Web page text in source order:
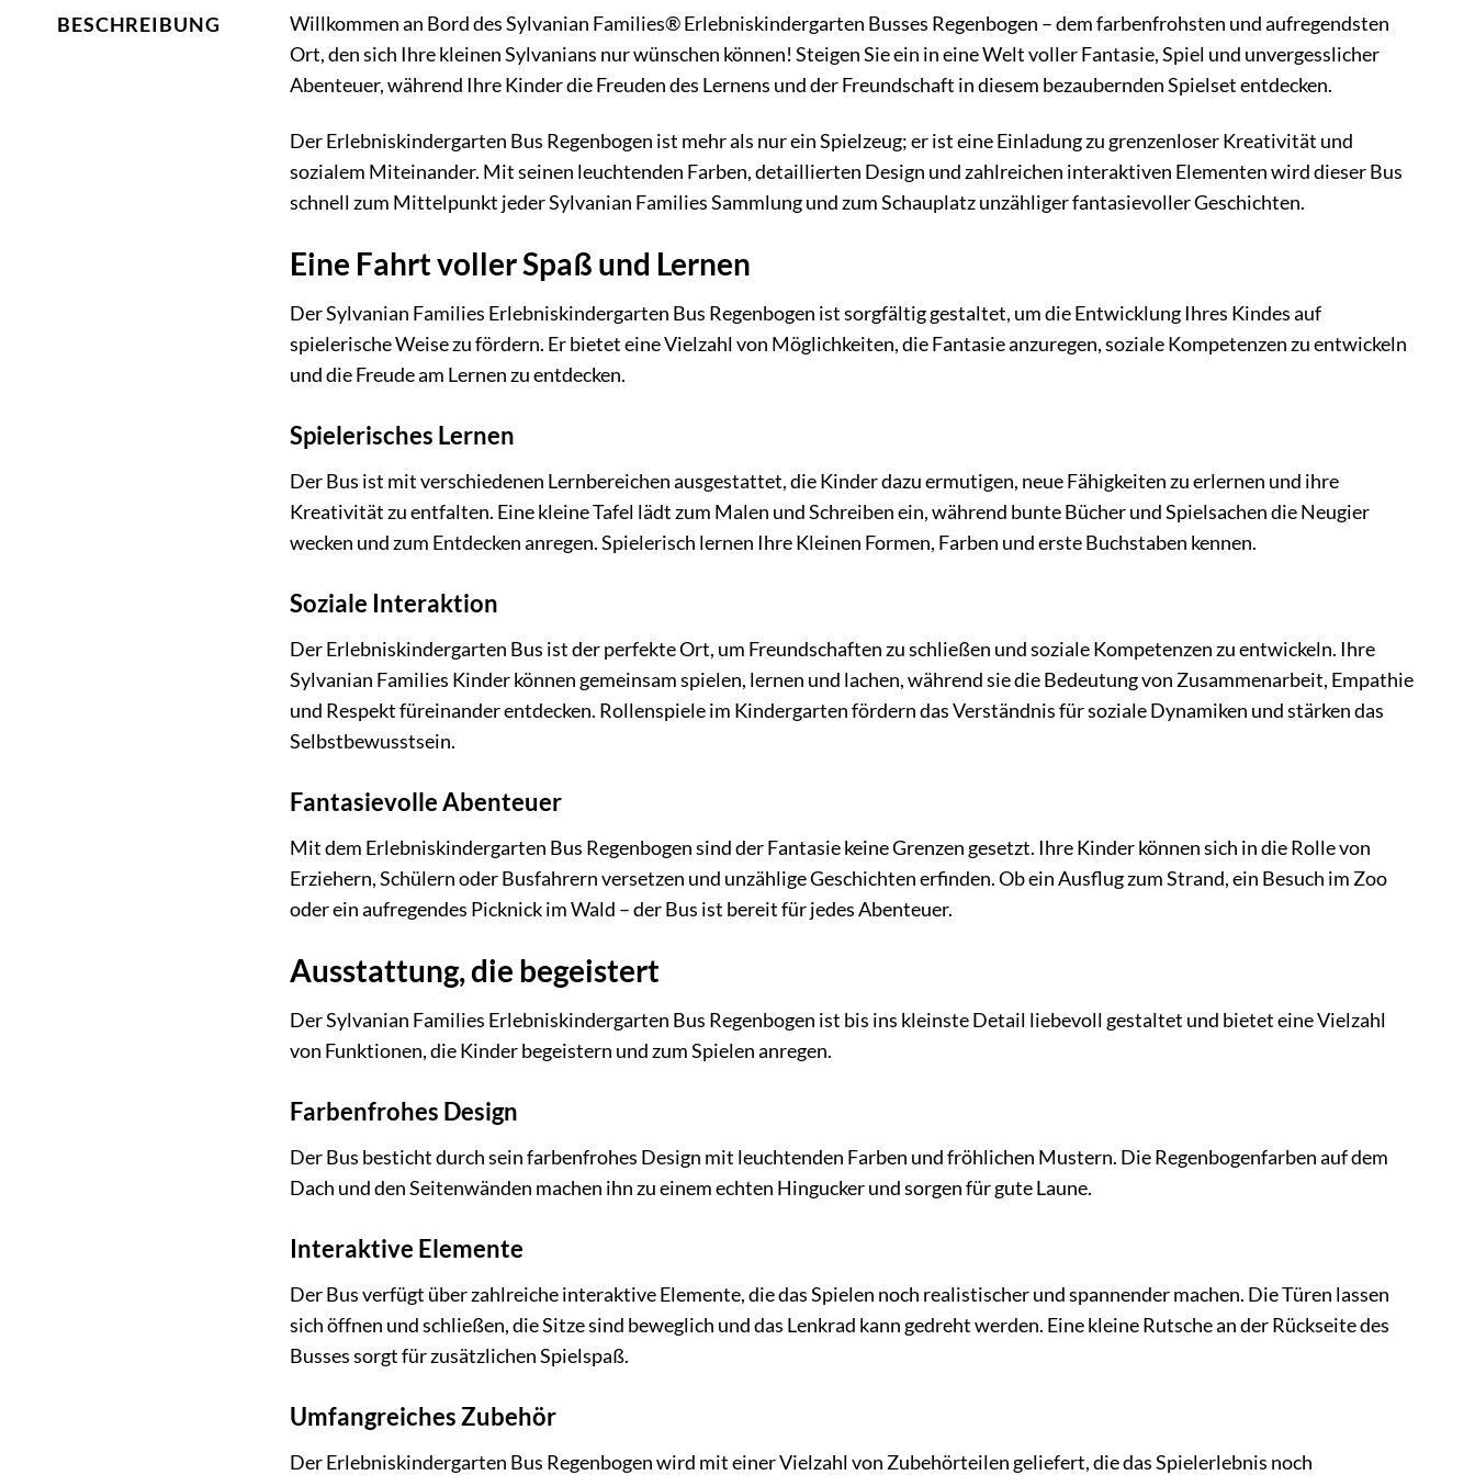
BESCHREIBUNG
Willkommen an Bord des Sylvanian Families® Erlebniskindergarten Busses Regenbogen – dem farbenfrohsten und aufregendsten
Ort, den sich Ihre kleinen Sylvanians nur wünschen können! Steigen Sie ein in eine Welt voller Fantasie, Spiel und unvergesslicher
Abenteuer, während Ihre Kinder die Freuden des Lernens und der Freundschaft in diesem bezaubernden Spielset entdecken.
Der Erlebniskindergarten Bus Regenbogen ist mehr als nur ein Spielzeug; er ist eine Einladung zu grenzenloser Kreativität und
sozialem Miteinander. Mit seinen leuchtenden Farben, detaillierten Design und zahlreichen interaktiven Elementen wird dieser Bus
schnell zum Mittelpunkt jeder Sylvanian Families Sammlung und zum Schauplatz unzähliger fantasievoller Geschichten.
Eine Fahrt voller Spaß und Lernen
Der Sylvanian Families Erlebniskindergarten Bus Regenbogen ist sorgfältig gestaltet, um die Entwicklung Ihres Kindes auf
spielerische Weise zu fördern. Er bietet eine Vielzahl von Möglichkeiten, die Fantasie anzuregen, soziale Kompetenzen zu entwickeln
und die Freude am Lernen zu entdecken.
Spielerisches Lernen
Der Bus ist mit verschiedenen Lernbereichen ausgestattet, die Kinder dazu ermutigen, neue Fähigkeiten zu erlernen und ihre
Kreativität zu entfalten. Eine kleine Tafel lädt zum Malen und Schreiben ein, während bunte Bücher und Spielsachen die Neugier
wecken und zum Entdecken anregen. Spielerisch lernen Ihre Kleinen Formen, Farben und erste Buchstaben kennen.
Soziale Interaktion
Der Erlebniskindergarten Bus ist der perfekte Ort, um Freundschaften zu schließen und soziale Kompetenzen zu entwickeln. Ihre
Sylvanian Families Kinder können gemeinsam spielen, lernen und lachen, während sie die Bedeutung von Zusammenarbeit, Empathie
und Respekt füreinander entdecken. Rollenspiele im Kindergarten fördern das Verständnis für soziale Dynamiken und stärken das
Selbstbewusstsein.
Fantasievolle Abenteuer
Mit dem Erlebniskindergarten Bus Regenbogen sind der Fantasie keine Grenzen gesetzt. Ihre Kinder können sich in die Rolle von
Erziehern, Schülern oder Busfahrern versetzen und unzählige Geschichten erfinden. Ob ein Ausflug zum Strand, ein Besuch im Zoo
oder ein aufregendes Picknick im Wald – der Bus ist bereit für jedes Abenteuer.
Ausstattung, die begeistert
Der Sylvanian Families Erlebniskindergarten Bus Regenbogen ist bis ins kleinste Detail liebevoll gestaltet und bietet eine Vielzahl
von Funktionen, die Kinder begeistern und zum Spielen anregen.
Farbenfrohes Design
Der Bus besticht durch sein farbenfrohes Design mit leuchtenden Farben und fröhlichen Mustern. Die Regenbogenfarben auf dem
Dach und den Seitenwänden machen ihn zu einem echten Hingucker und sorgen für gute Laune.
Interaktive Elemente
Der Bus verfügt über zahlreiche interaktive Elemente, die das Spielen noch realistischer und spannender machen. Die Türen lassen
sich öffnen und schließen, die Sitze sind beweglich und das Lenkrad kann gedreht werden. Eine kleine Rutsche an der Rückseite des
Busses sorgt für zusätzlichen Spielspaß.
Umfangreiches Zubehör
Der Erlebniskindergarten Bus Regenbogen wird mit einer Vielzahl von Zubehörteilen geliefert, die das Spielerlebnis noch